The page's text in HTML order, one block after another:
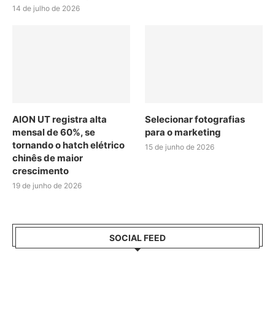
14 de julho de 2026
AION UT registra alta
mensal de 60%, se
tornando o hatch elétrico
chinês de maior
crescimento
19 de junho de 2026
Selecionar fotografias
para o marketing
15 de junho de 2026
SOCIAL FEED